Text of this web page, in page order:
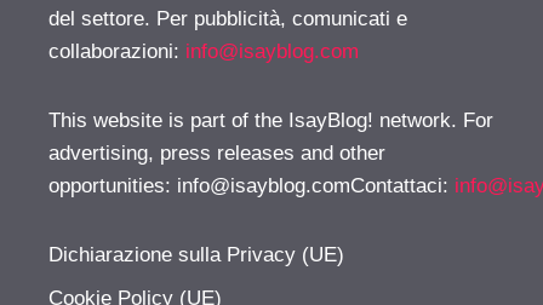
del settore. Per pubblicità, comunicati e
collaborazioni: info@isayblog.com
This website is part of the IsayBlog! network. For
advertising, press releases and other
opportunities: info@isayblog.comContattaci:
Dichiarazione sulla Privacy (UE)
Cookie Policy (UE)